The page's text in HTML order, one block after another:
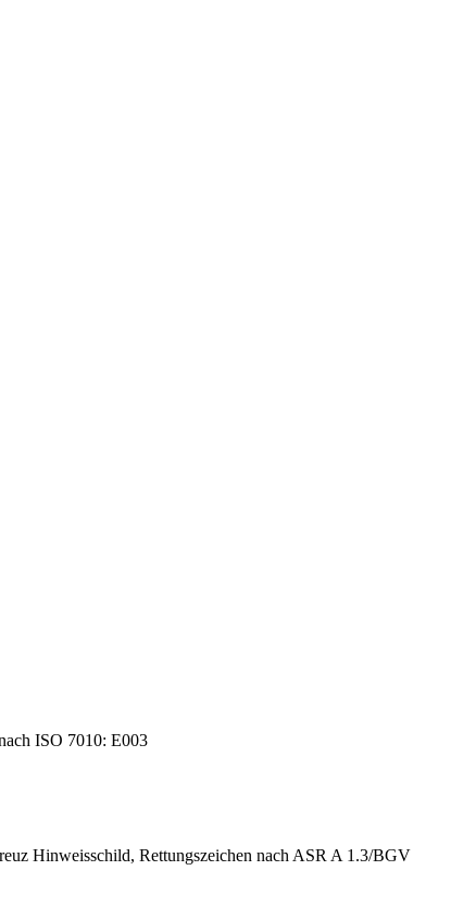
ISO 7010: E003
Hinweisschild, Rettungszeichen nach ASR A 1.3/BGV